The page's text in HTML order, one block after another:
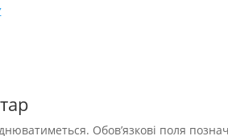
Обов’язкові поля